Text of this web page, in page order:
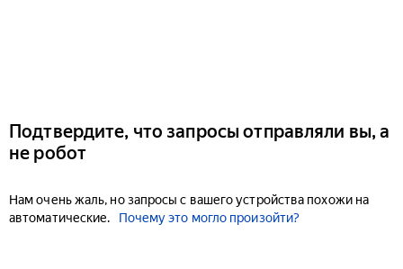
Подтвердите, что запросы отправляли вы, а
не робот
Нам очень жаль, но запросы с вашего устройства похожи на
автоматические.
Почему это могло произойти?